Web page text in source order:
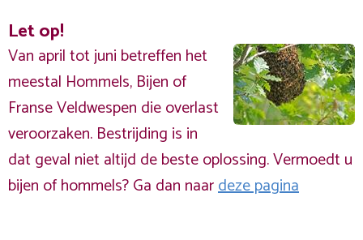
Let op!
Van april tot juni betreffen het
meestal Hommels, Bijen of
Franse Veldwespen die overlast
veroorzaken. Bestrijding is in
dat geval niet altijd de beste oplossing. Vermoedt u
bijen of hommels? Ga dan naardeze pagina